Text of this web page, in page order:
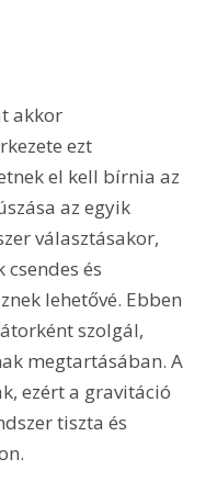
akkor
ezt
el kell bírnia az
az egyik
választásakor,
csendes és
lehetővé. Ebben
szolgál,
megtartásában. A
ezért a gravitáció
tiszta és